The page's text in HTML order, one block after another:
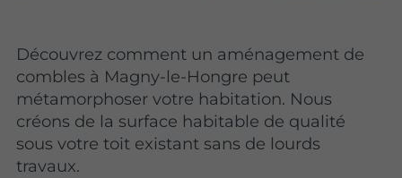
Découvrez comment un aménagement de
combles à Magny-le-Hongre peut
métamorphoser votre habitation. Nous
créons de la surface habitable de qualité
sous votre toit existant sans de lourds
travaux.